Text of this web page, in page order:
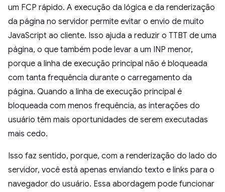
um FCP rápido. A execução da lógica e da renderização
da página no servidor permite evitar o envio de muito
JavaScript ao cliente. Isso ajuda a reduzir o TTBT de uma
página, o que também pode levar a um INP menor,
porque a linha de execução principal não é bloqueada
com tanta frequência durante o carregamento da
página. Quando a linha de execução principal é
bloqueada com menos frequência, as interações do
usuário têm mais oportunidades de serem executadas
mais cedo.
Isso faz sentido, porque, com a renderização do lado do
servidor, você está apenas enviando texto e links para o
navegador do usuário. Essa abordagem pode funcionar